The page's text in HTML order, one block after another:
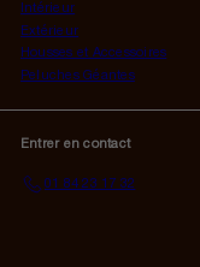
Intérieur
Extérieur
Housses et Accessoires
Peluches Géantes
Entrer en contact
01 84 23 17 32